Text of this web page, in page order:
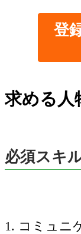
登
求める人
必須スキ
1. コミュニ